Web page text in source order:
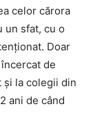
celor cărora
un sfat, cu o
Doar
de
şi la colegii din
ani de când